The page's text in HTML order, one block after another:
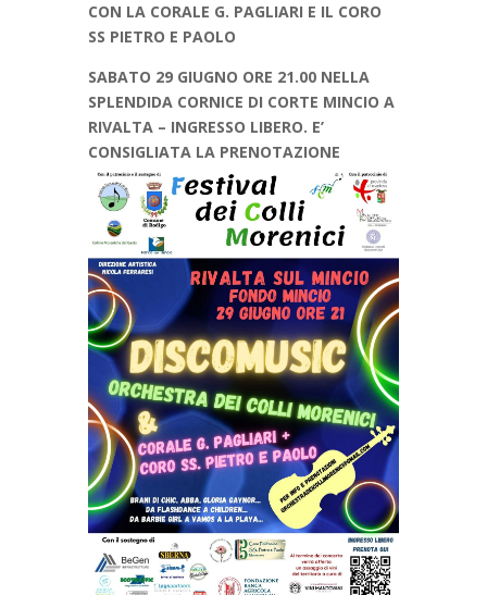
CON LA CORALE G. PAGLIARI E IL CORO
SS PIETRO E PAOLO
SABATO 29 GIUGNO ORE 21.00 NELLA
SPLENDIDA CORNICE DI CORTE MINCIO A
RIVALTA – INGRESSO LIBERO. E’
CONSIGLIATA LA PRENOTAZIONE